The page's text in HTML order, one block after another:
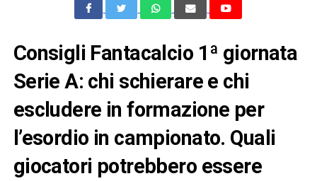
Consigli Fantacalcio 1ª giornata
Serie A: chi schierare e chi
escludere in formazione per
l’esordio in campionato. Quali
giocatori potrebbero essere